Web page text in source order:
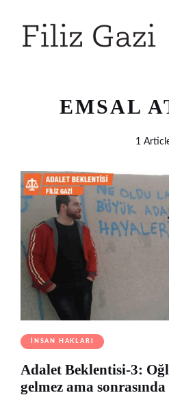
EMSAL
1
İNSAN HAKLARI
Adalet Beklentisi-3:
gelmez ama